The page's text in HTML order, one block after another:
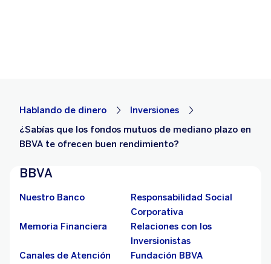
Hablando de dinero
Inversiones
¿Sabías que los fondos mutuos de mediano plazo en
BBVA te ofrecen buen rendimiento?
BBVA
Nuestro Banco
Responsabilidad Social
Corporativa
Memoria Financiera
Relaciones con los
Inversionistas
Canales de Atención
Fundación BBVA